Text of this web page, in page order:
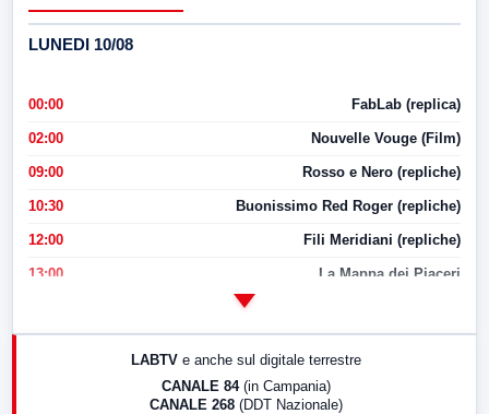
LUNEDI 10/08
00:00 FabLab (replica)
02:00 Nouvelle Vouge (Film)
09:00 Rosso e Nero (repliche)
10:30 Buonissimo Red Roger (repliche)
12:00 Fili Meridiani (repliche)
13:00 La Mappa dei Piaceri
17:00 LabNews (replica)
LABTV e anche sul digitale terrestre
CANALE 84 (in Campania)
CANALE 268 (DDT Nazionale)